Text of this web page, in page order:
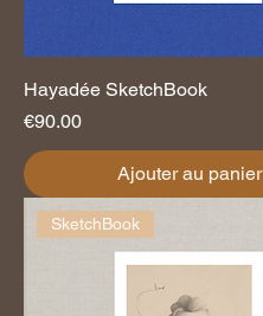
Hayadée SketchBook
Prix
€90.00
Ajouter au panier
SketchBook